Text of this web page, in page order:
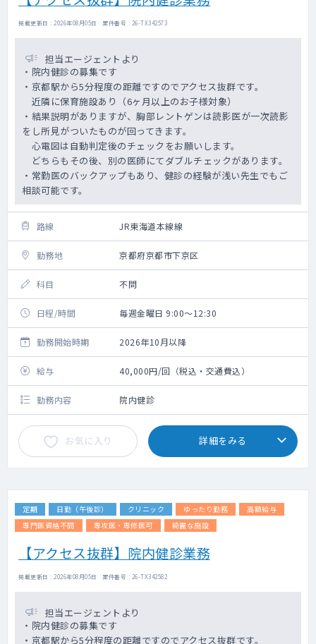
掲載更新日 : 2026年08月05日 案件番号 : 26-TX342573
担当エージェントより
・院内健診の募集です
・京都駅から5分程度の距離ですのでアクセス抜群です。
近隣に保育施設あり（6ヶ月以上のお子様対象）
・結果説明がありますが、胸部レントゲンは読影医が一次読影
をし所見がついたものが回ってきます。
心電図は自動判定後のチェックをお願いします。
どちらもその後、別の医師にてダブルチェックがあります。
・常勤医のバックアップもあり、健診の経験が浅い先生でもご
相談可能です。
路線 JR東海道本線線
勤務地 京都府京都市下京区
科目 不問
日程/時間 毎週金曜日 9:00～12:30
勤務開始時期 2026年10月以降
給与 40,000円/回（税込・交通費込）
勤務内容 院内健診
お気に入り 詳細をみる
定期 日勤（午後診） クリニック ゆったり勤務
高額給与
専門医資格不問
専攻医・専修医可 綺麗な施設
【アクセス抜群】院内健診業務
掲載更新日 : 2026年08月05日 案件番号 : 26-TX342582
担当エージェントより
・院内健診の募集です
・京都駅から5分程度の距離ですのでアクセス抜群です。